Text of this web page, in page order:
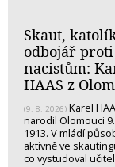
Skaut,
odbojář proti
nacistům:
HAAS z
(9. 8. 2026) Karel
narodil Olomouci
1913. V mládí
aktivně ve
co vystudoval